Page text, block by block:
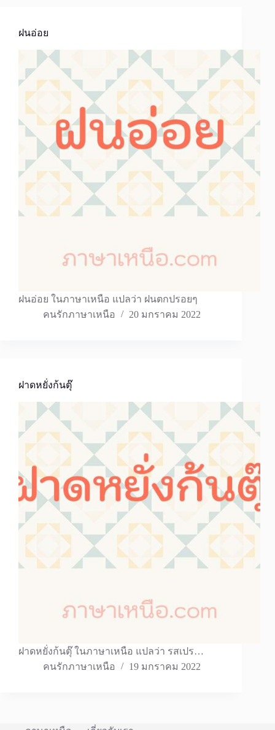
ฝนอ่อย
ฝนอ่อย ในภาษาเหนือ แปลว่า ฝนตกปรอยๆ
คนรักภาษาเหนือ
20 มกราคม 2022
ฝาดหยั่งก้นตุ๊
ฝาดหยั่งก้นตุ๊ ในภาษาเหนือ แปลว่า รสเปร…
คนรักภาษาเหนือ
19 มกราคม 2022